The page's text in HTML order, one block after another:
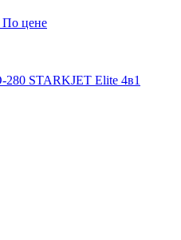
По цене
280 STARKJET Elite 4в1